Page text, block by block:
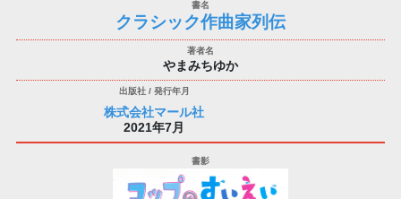
クラシック作曲家列伝
やまみちゆか
株式会社マール社
2021年7月